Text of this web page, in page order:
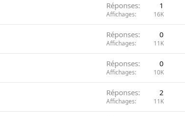
Réponses 1
Affichages 16K
Réponses 0
Affichages 11K
Réponses 0
Affichages 10K
Réponses 2
Affichages 11K